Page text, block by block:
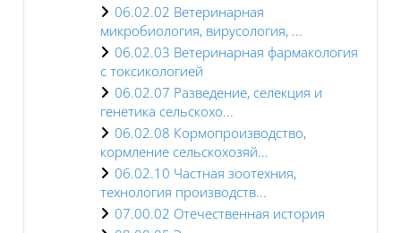
06.02.02 Ветеринарная
микробиология, вирусология, ...
06.02.03 Ветеринарная фармакология
с токсикологией
06.02.07 Разведение, селекция и
генетика сельскохо...
06.02.08 Кормопроизводство,
кормление сельскохозяй...
06.02.10 Частная зоотехния,
технология производств...
07.00.02 Отечественная история